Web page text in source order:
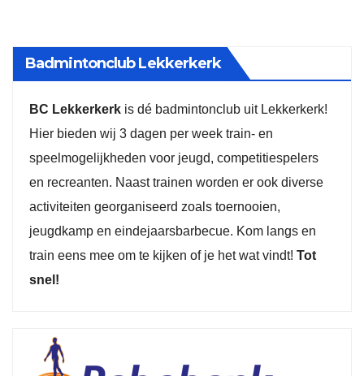
Badmintonclub Lekkerkerk
BC Lekkerkerk is dé badmintonclub uit Lekkerkerk!
Hier bieden wij 3 dagen per week train- en
speelmogelijkheden voor jeugd, competitiespelers
en recreanten. Naast trainen worden er ook diverse
activiteiten georganiseerd zoals toernooien,
jeugdkamp en eindejaarsbarbecue. Kom langs en
train eens mee om te kijken of je het wat vindt! Tot
snel!